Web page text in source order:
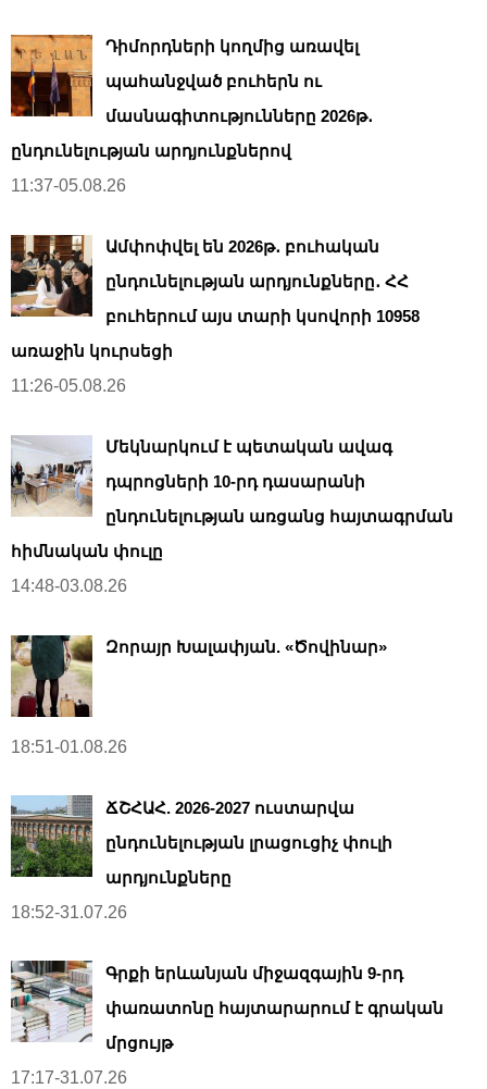
Դիմորդների կողմից առավել
պահանջված բուհերն ու
մասնագիտությունները 2026թ․
ընդունելության արդյունքներով
11:37-05.08.26
Ամփոփվել են 2026թ․ բուհական
ընդունելության արդյունքները․ ՀՀ
բուհերում այս տարի կսովորի 10958
առաջին կուրսեցի
11:26-05.08.26
Մեկնարկում է պետական ավագ
դպրոցների 10-րդ դասարանի
ընդունելության առցանց հայտագրման
հիմնական փուլը
14:48-03.08.26
Զորայր Խալափյան. «Ծովինար»
18:51-01.08.26
ՃՇՀԱՀ. 2026-2027 ուստարվա
ընդունելության լրացուցիչ փուլի
արդյունքները
18:52-31.07.26
Գրքի երևանյան միջազգային 9-րդ
փառատոնը հայտարարում է գրական
մրցույթ
17:17-31.07.26